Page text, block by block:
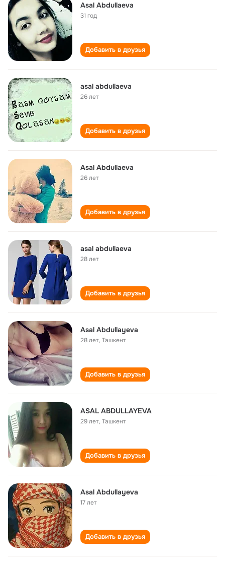
Asal Abdullaeva
31 год
Добавить в друзья
asal abdullaeva
26 лет
Добавить в друзья
Asal Abdullaeva
26 лет
Добавить в друзья
asal abdullaeva
28 лет
Добавить в друзья
Asal Abdullayeva
28 лет,Ташкент
Добавить в друзья
ASAL ABDULLAYEVA
29 лет,Ташкент
Добавить в друзья
Asal Abdullayeva
17 лет
Добавить в друзья